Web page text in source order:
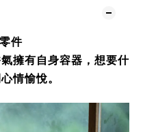
件
擁有自身容器，想要什
情愉悅。